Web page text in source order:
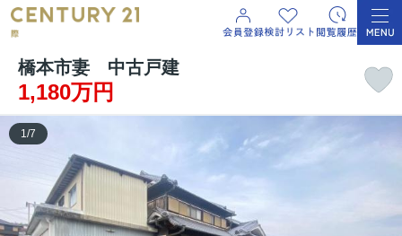
橋本市妻 中古戸建
1,180万円
1/7